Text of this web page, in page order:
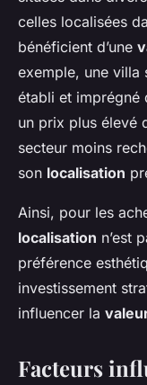
celles localisées
bénéficient d’une
exemple, une villa
établi et imprégné
un prix plus élevé
secteur moins
son localisation
Ainsi, pour les
localisation n’est
préférence
investissement
influencer la
Facteurs